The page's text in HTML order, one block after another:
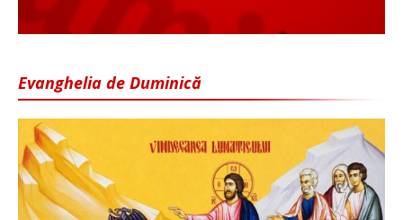
Evanghelia de Duminică